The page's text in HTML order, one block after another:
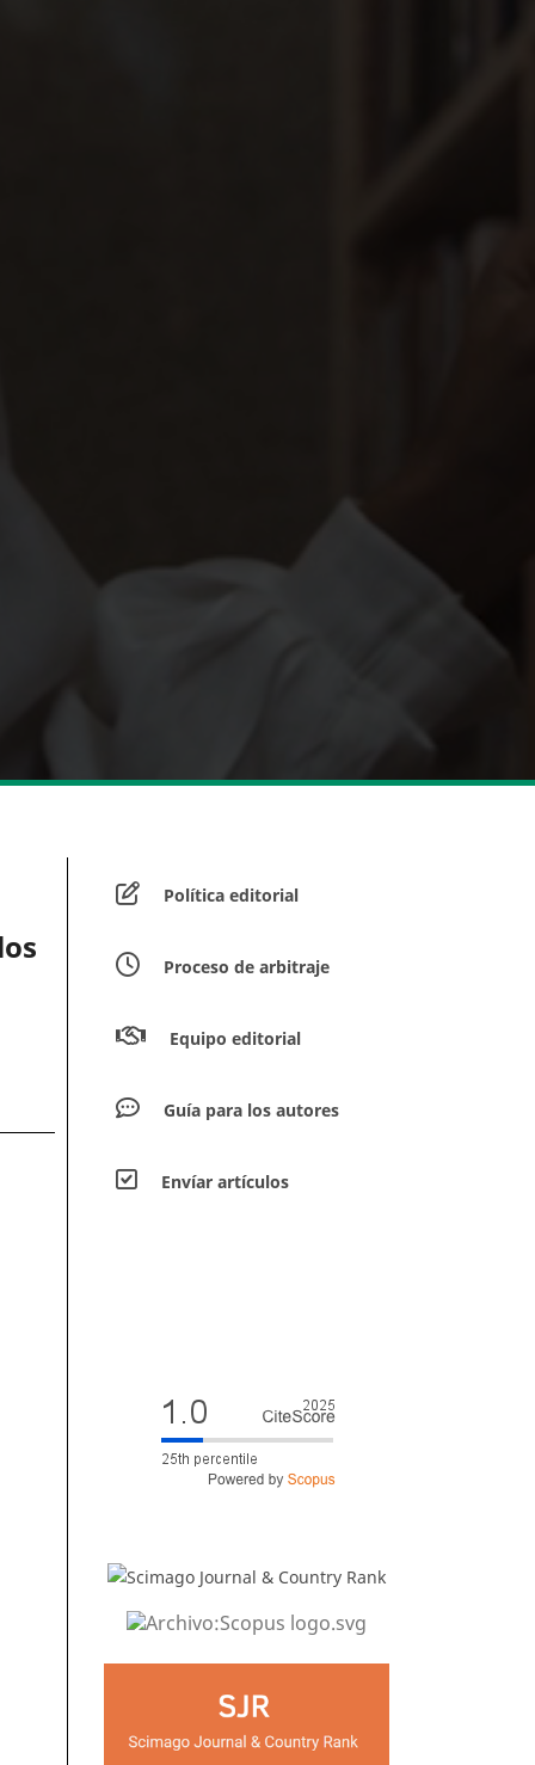
Política editorial
Proceso de arbitraje
Equipo editorial
Guía para los autores
Envíar artículos